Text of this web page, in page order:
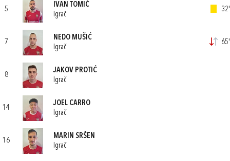
5
IVAN TOMIĆ
Igrač
32'
7
NEDO MUŠIĆ
Igrač
65'
8
JAKOV PROTIĆ
Igrač
14
JOEL CARRO
Igrač
16
MARIN SRŠEN
Igrač